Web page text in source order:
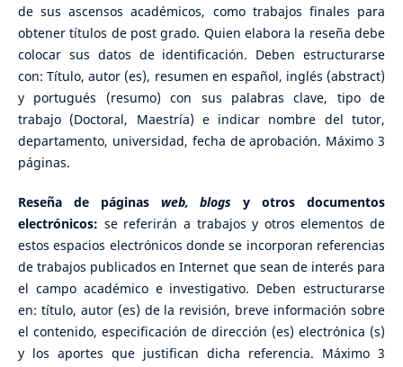
de sus ascensos académicos, como trabajos finales para
obtener títulos de post grado. Quien elabora la reseña debe
colocar sus datos de identificación. Deben estructurarse
con: Título, autor (es), resumen en español, inglés (abstract)
y portugués (resumo) con sus palabras clave, tipo de
trabajo (Doctoral, Maestría) e indicar nombre del tutor,
departamento, universidad, fecha de aprobación. Máximo 3
páginas.
Reseña de páginas web, blogs y otros documentos
electrónicos: se referirán a trabajos y otros elementos de
estos espacios electrónicos donde se incorporan referencias
de trabajos publicados en Internet que sean de interés para
el campo académico e investigativo. Deben estructurarse
en: título, autor (es) de la revisión, breve información sobre
el contenido, especificación de dirección (es) electrónica (s)
y los aportes que justifican dicha referencia. Máximo 3